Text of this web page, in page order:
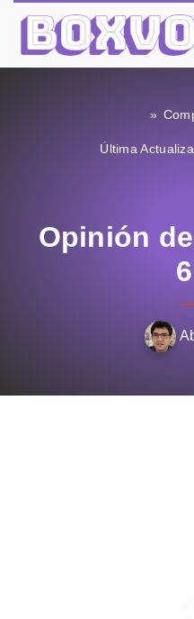
Última
Opinión